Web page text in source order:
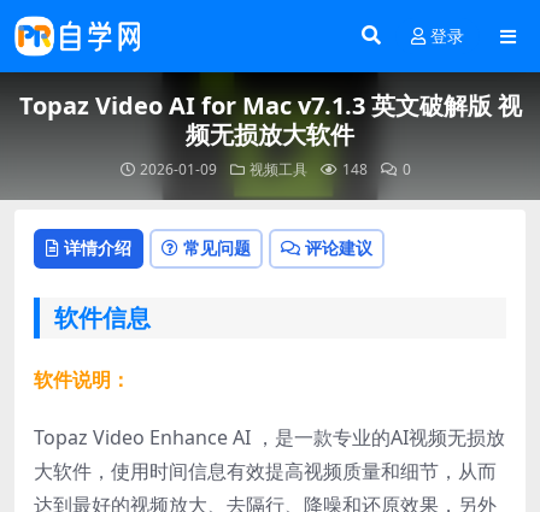
登录
Topaz Video AI for Mac v7.1.3 英文破解版 视
频无损放大软件
2026-01-09 视频工具 148 0
详情介绍 常见问题 评论建议
软件信息
软件说明：
Topaz Video Enhance AI ，是一款专业的AI视频无损放
大软件，使用时间信息有效提高视频质量和细节，从而
达到最好的视频放大、去隔行、降噪和还原效果，另外